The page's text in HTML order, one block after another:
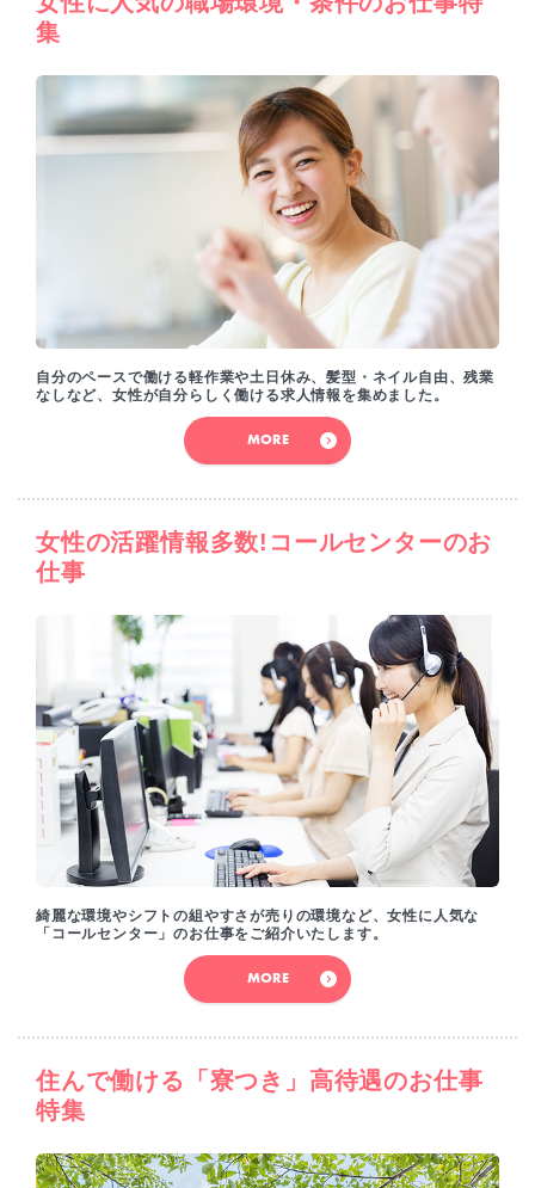
集
自分のペースで働ける軽作業や土日休み、髪型・ネイル自由、残業
なしなど、女性が自分らしく働ける求人情報を集めました。
MORE
女性の活躍情報多数!コールセンターのお
仕事
綺麗な環境やシフトの組やすさが売りの環境など、女性に人気な
「コールセンター」のお仕事をご紹介いたします。
MORE
住んで働ける「寮つき」高待遇のお仕事
特集